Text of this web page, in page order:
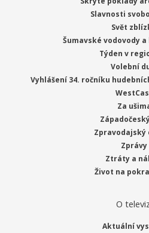
Slavnosti
Svět
Šumavské vodovody
Týden v
Volební
Vyhlášení 34. ročníku
Za
Zpravodajský
Zprávy
Ztráty a
Život na
O
Aktuální